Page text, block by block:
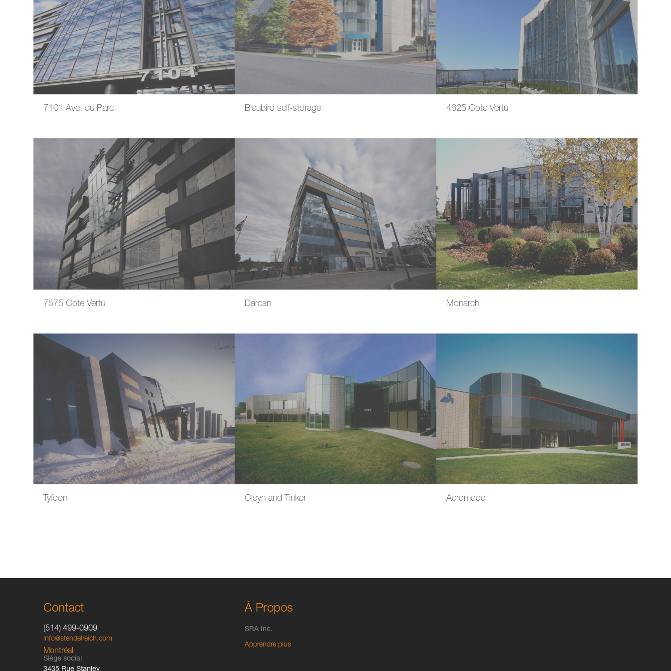
7101 Ave. du Parc Bleubird self-storage 4625 Cote Vertu
7575 Cote Vertu Darcan Monarch
Tyfoon Cleyn and Tinker Aeromode
Contact
(514) 499-0909
info@stendelreich.com
Montréal
Siège social
3435 Rue Stanley
À Propos
SRA Inc.
Apprendre plus